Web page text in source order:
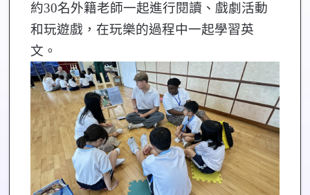
約30名外籍老師一起進行閱讀、戲劇活動
和玩遊戲，在玩樂的過程中一起學習英
文。